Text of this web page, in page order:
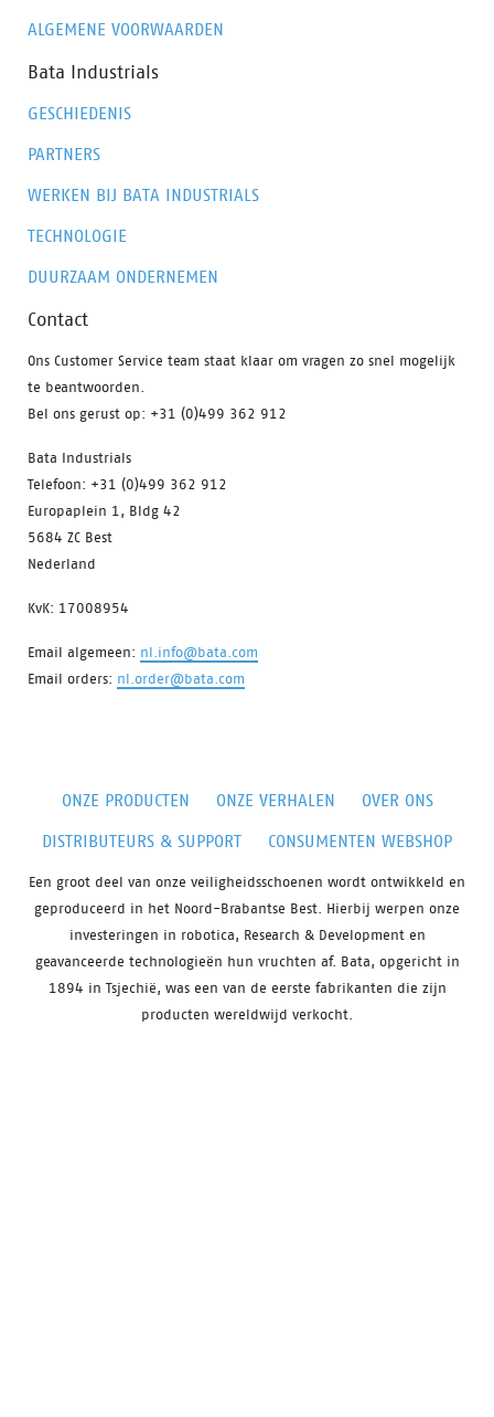
ALGEMENE VOORWAARDEN
Bata Industrials
GESCHIEDENIS
PARTNERS
WERKEN BIJ BATA INDUSTRIALS
TECHNOLOGIE
DUURZAAM ONDERNEMEN
Contact
Ons Customer Service team staat klaar om vragen zo snel mogelijk
te beantwoorden.
Bel ons gerust op: +31 (0)499 362 912
Bata Industrials
Telefoon: +31 (0)499 362 912
Europaplein 1, Bldg 42
5684 ZC Best
Nederland
KvK: 17008954
Email algemeen: nl.info@bata.com
Email orders: nl.order@bata.com
ONZE PRODUCTEN ONZE VERHALEN
OVER ONS
DISTRIBUTEURS & SUPPORT
CONSUMENTEN WEBSHOP
Een groot deel van onze veiligheidsschoenen wordt ontwikkeld en
geproduceerd in het Noord-Brabantse Best. Hierbij werpen onze
investeringen in robotica, Research & Development en
geavanceerde technologieën hun vruchten af. Bata, opgericht in
1894 in Tsjechië, was een van de eerste fabrikanten die zijn
producten wereldwijd verkocht.